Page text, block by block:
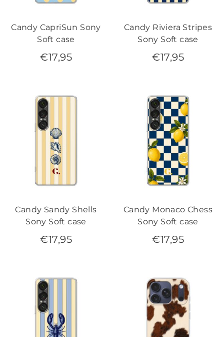
Candy CapriSun Sony
Soft case
€17,95
Candy Riviera Stripes
Sony Soft case
€17,95
Candy Sandy Shells
Sony Soft case
€17,95
Candy Monaco Chess
Sony Soft case
€17,95